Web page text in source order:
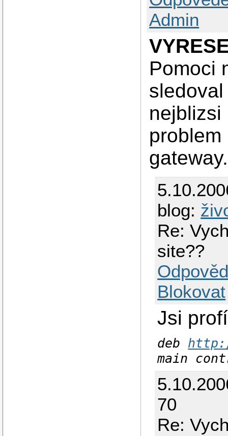
Admin
Pomoci
nejblizsi
blog:
Re:
site??
Blokovat
Jsi
deb
main
70
Re: